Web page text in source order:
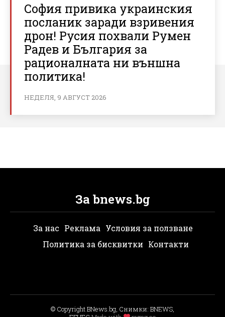
София привика украинския
посланик заради взривения
дрон! Русия похвали Румен
Радев и България за
рационалната ни външна
политика!
НЕДЕЛЯ, 9 АВГУСТ 2026
За bnews.bg
За нас Реклама Условия за ползване
Политика за бисквитки Контакти
© Copyright BNews.bg, Снимки: BNEWS,